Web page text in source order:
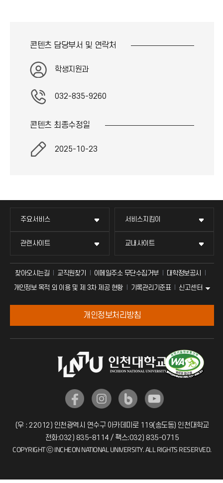
콘텐츠 담당부서 및 연락처
학생지원과
032-835-9260
콘텐츠 최종수정일
2025-10-23
주요서비스 서비스지킴이
관련사이트 교내사이트
찾아오시는길 교직원찾기 이메일주소 무단수집거부
대학정보공시
개인정보 목적 외 이용 및 제 3차 제공 현황
기록관리기준표 신고센터
개인정보처리방침
(우 : 22012) 인천광역시 연수구 아카데미로 119(송도동) 인천대학교
전화:032) 835-8114 / 팩스:032) 835-0715
COPYRIGHT ⓒ INCHEON NATIONAL UNIVERSITY. ALL RIGHTS RESERVED.